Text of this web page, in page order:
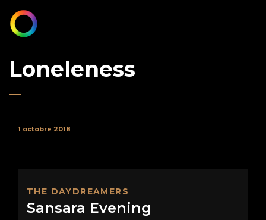
Loneleness
1 octobre 2018
THE DAYDREAMERS
Sansara Evening